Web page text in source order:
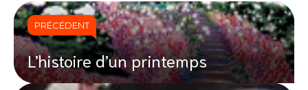
PRÉCÉDENT
L’histoire d’un printemps